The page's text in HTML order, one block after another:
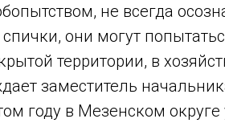
не всегда
они могут
территории, в
заместитель
году в Мезенском